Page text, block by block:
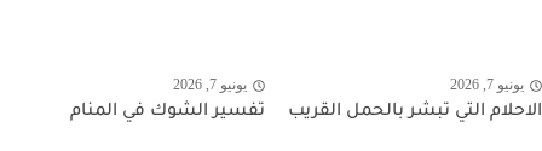
يونيو 7, 2026
الاحلام التي تبشر بالحمل القريب
يونيو 7, 2026
تفسير الشوك في المنام